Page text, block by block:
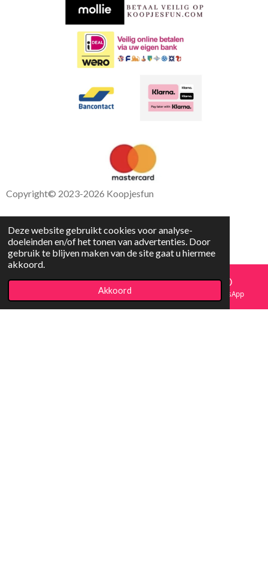
Deze website gebruikt cookies voor analyse-
doeleinden en/of het tonen van advertenties. Door
gebruik te blijven maken van de site gaat u hiermee
akkoord.
Akkoord
Copyright© 2023-2026 Koopjesfun
Facebook WhatsApp